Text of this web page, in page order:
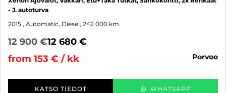
- J. autoturva
2015 , Automatic, Diesel, 242 000 km
12 900 €12 680 €
from 153 € / kk
porvoo
KATSO TIEDOT WHATSAPP